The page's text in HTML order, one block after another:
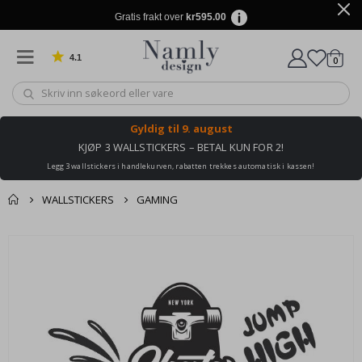
Gratis frakt over kr595.00
4.1 Basert på 1029 stemmer 0varer
Gyldig til 9. august
KJØP 3 WALLSTICKERS – BETAL KUN FOR 2!
Legg 3 wallstickers i handlekurven, rabatten trekkes automatisk i kassen!
WALLSTICKERS GAMING